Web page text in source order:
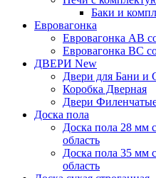
Баки и
Евровагонка
Евровагонка АВ
Евровагонка ВС
ДВЕРИ New
Двери для Бани и
Коробка Дверная
Двери
Доска пола
Доска пола 28 мм
область
Доска пола 35 мм
область